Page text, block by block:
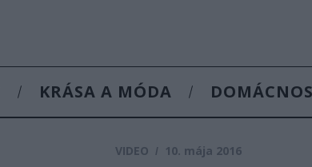
KRÁSA A MÓDA
VIDEO 10. mája 2016